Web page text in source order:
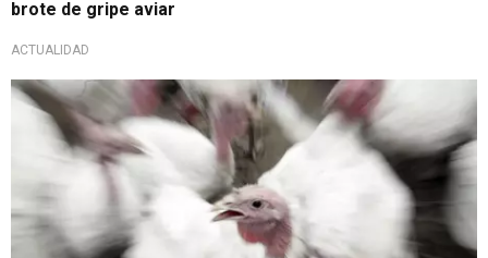
brote de gripe aviar
ACTUALIDAD